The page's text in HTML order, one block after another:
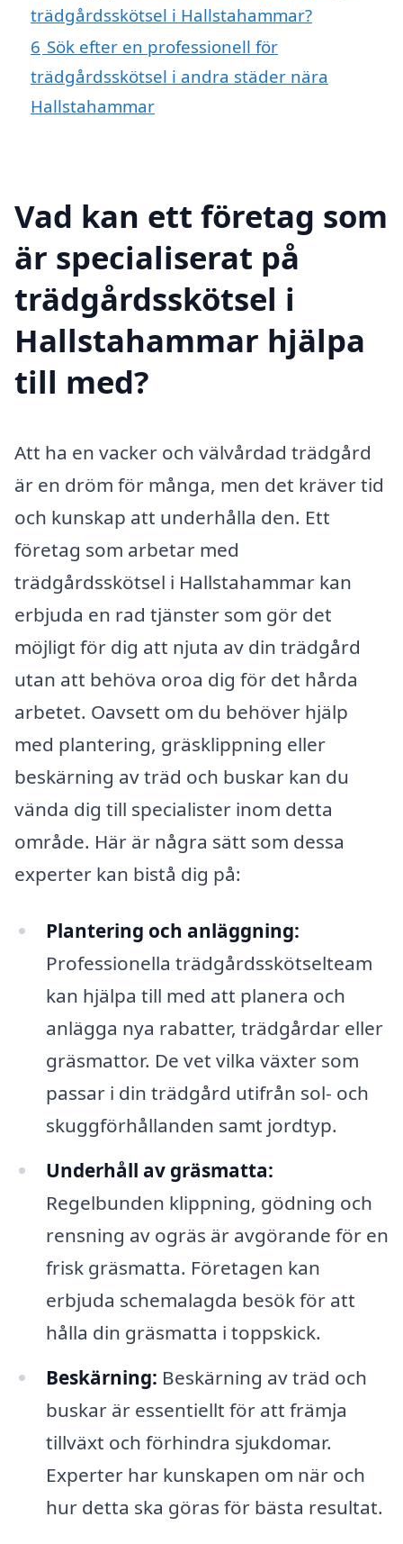
trädgårdsskötsel i Hallstahammar?
6 Sök efter en professionell för
trädgårdsskötsel i andra städer nära
Hallstahammar
Vad kan ett företag som
är specialiserat på
trädgårdsskötsel i
Hallstahammar hjälpa
till med?
Att ha en vacker och välvårdad trädgård
är en dröm för många, men det kräver tid
och kunskap att underhålla den. Ett
företag som arbetar med
trädgårdsskötsel i Hallstahammar kan
erbjuda en rad tjänster som gör det
möjligt för dig att njuta av din trädgård
utan att behöva oroa dig för det hårda
arbetet. Oavsett om du behöver hjälp
med plantering, gräsklippning eller
beskärning av träd och buskar kan du
vända dig till specialister inom detta
område. Här är några sätt som dessa
experter kan bistå dig på:
Plantering och anläggning:
Professionella trädgårdsskötselteam
kan hjälpa till med att planera och
anlägga nya rabatter, trädgårdar eller
gräsmattor. De vet vilka växter som
passar i din trädgård utifrån sol- och
skuggförhållanden samt jordtyp.
Underhåll av gräsmatta:
Regelbunden klippning, gödning och
rensning av ogräs är avgörande för en
frisk gräsmatta. Företagen kan
erbjuda schemalagda besök för att
hålla din gräsmatta i toppskick.
Beskärning: Beskärning av träd och
buskar är essentiellt för att främja
tillväxt och förhindra sjukdomar.
Experter har kunskapen om när och
hur detta ska göras för bästa resultat.